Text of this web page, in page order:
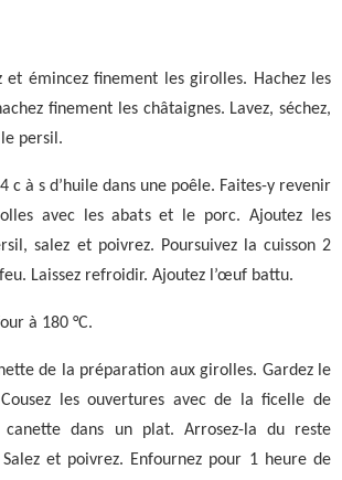
et émincez finement les girolles. Hachez les
finement les châtaignes. Lavez, séchez,
persil.
c à s d’huile dans une poêle. Faites-y revenir
avec les abats et le porc. Ajoutez les
salez et poivrez. Poursuivez la cuisson 2
Laissez refroidir. Ajoutez l’œuf battu.
à 180 °C.
de la préparation aux girolles. Gardez le
les ouvertures avec de la ficelle de
dans un plat. Arrosez-la du reste
et poivrez. Enfournez pour 1 heure de